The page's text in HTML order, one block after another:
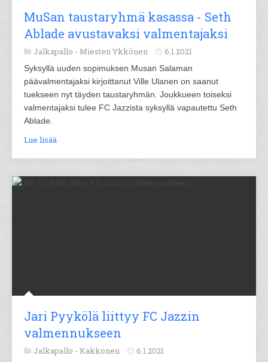
MuSan taustaryhmä kasassa - Seth
Ablade avustavaksi valmentajaksi
Jalkapallo - Miesten Ykkönen 6.1.2021
Syksyllä uuden sopimuksen Musan Salaman
päävalmentajaksi kirjoittanut Ville Ulanen on saanut
tuekseen nyt täyden taustaryhmän. Joukkueen toiseksi
valmentajaksi tulee FC Jazzista syksyllä vapautettu Seth
Ablade.
Lue lisää
Jari Pyykölä liittyy FC Jazzin
valmennukseen
Jalkapallo - Kakkonen 6.1.2021